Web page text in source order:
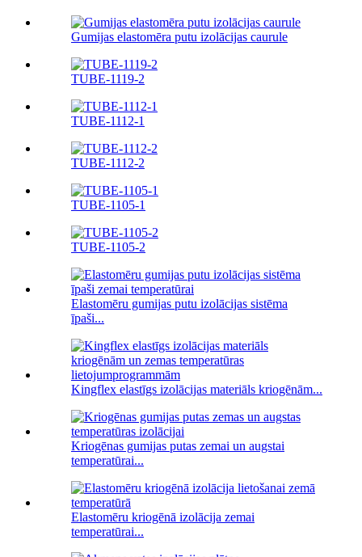
Gumijas elastomēra putu izolācijas caurule
TUBE-1119-2
TUBE-1112-1
TUBE-1112-2
TUBE-1105-1
TUBE-1105-2
Elastomēru gumijas putu izolācijas sistēma
īpaši...
Kingflex elastīgs izolācijas materiāls kriogēnām...
Kriogēnas gumijas putas zemai un augstai
temperatūrai...
Elastomēru kriogēnā izolācija zemai
temperatūrai...